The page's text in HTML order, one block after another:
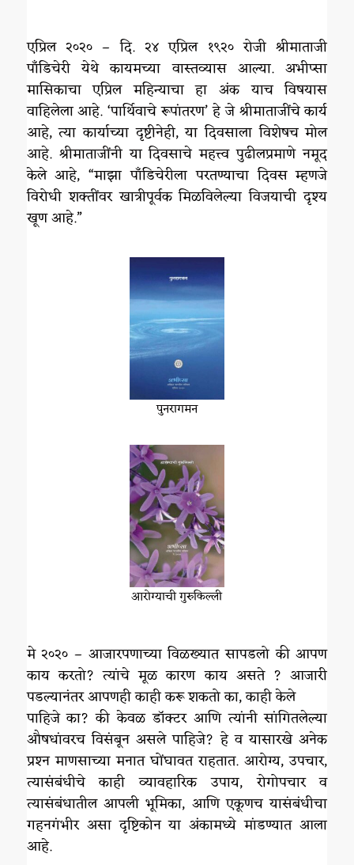
एप्रिल २०२० – दि. २४ एप्रिल १९२० रोजी श्रीमाताजी
पाँडिचेरी येथे कायमच्या वास्तव्यास आल्या. अभीप्सा
मासिकाचा एप्रिल महिन्याचा हा अंक याच विषयास
वाहिलेला आहे. ‘पार्थिवाचे रूपांतरण’ हे जे श्रीमाताजींचे कार्य
आहे, त्या कार्याच्या दृष्टीनेही, या दिवसाला विशेषच मोल
आहे. श्रीमाताजींनी या दिवसाचे महत्त्व पुढीलप्रमाणे नमूद
केले आहे, “माझा पाँडिचेरीला परतण्याचा दिवस म्हणजे
विरोधी शक्तींवर खात्रीपूर्वक मिळविलेल्या विजयाची दृश्‍य
खूण आहे.”
पुनरागमन
आरोग्याची गुरुकिल्ली
मे २०२० – आजारपणाच्या विळख्यात सापडलो की आपण
काय करतो? त्यांचे मूळ कारण काय असते ? आजारी
पडल्यानंतर आपणही काही करू शकतो का, काही केले
पाहिजे का? की केवळ डॉक्टर आणि त्यांनी सांगितलेल्या
औषधांवरच विसंबून असले पाहिजे? हे व यासारखे अनेक
प्रश्‍न माणसाच्या मनात घोंघावत राहतात. आरोग्य, उपचार,
त्यासंबंधीचे काही व्यावहारिक उपाय, रोगोपचार व
त्यासंबंधातील आपली भूमिका, आणि एकूणच यासंबंधीचा
गहनगंभीर असा दृष्टिकोन या अंकामध्ये मांडण्यात आला
आहे.